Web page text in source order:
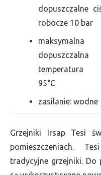
dopuszczalne
robocze 10 bar
maksymalna
dopuszczalna
temperatura
95°C
zasilanie: wodne
Grzejniki Irsap Tesi
pomieszczeniach.
tradycyjne grzejniki. Do